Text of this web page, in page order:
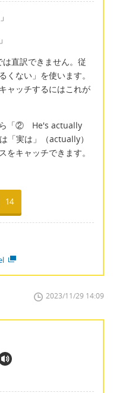
直訳できません。従
くない」を使います。
ャッチするにはこれが
ら「② He's actually
「実は」（actually）
をキャッチできます。
14
2023/11/29 14:09